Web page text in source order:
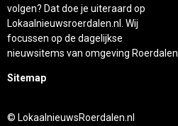
volgen? Dat doe je uiteraard op
Lokaalnieuwsroerdalen.nl. Wij
focussen op de dagelijkse
nieuwsitems van omgeving Roerdalen.
Sitemap
© LokaalnieuwsRoerdalen.nl